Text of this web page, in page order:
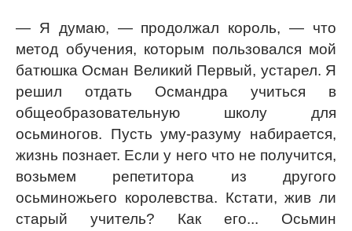
— Я думаю, — продолжал король, — что
метод обучения, которым пользовался мой
батюшка Осман Великий Первый, устарел. Я
решил отдать Османдра учиться в
общеобразовательную школу для
осьминогов. Пусть уму-разуму набирается,
жизнь познает. Если у него что не получится,
возьмем репетитора из другого
осьминожьего королевства. Кстати, жив ли
старый учитель? Как его... Осьмин